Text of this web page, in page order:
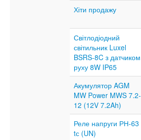
Хіти продажу
Світлодіодний
світильник Luxel
BSRS-8C з датчиком
руху 8W IP65
Акумулятор AGM
MW Power MWS 7.2-
12 (12V 7.2Ah)
Реле напруги РН-63
tс (UN)